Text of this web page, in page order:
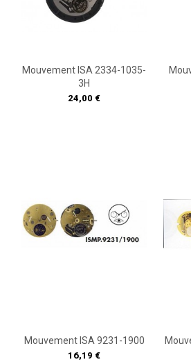
Mouvement ISA 2334-1035-
3H
Prix
24,00 €
Mouvement ISA 9231-1900
Prix
16,19 €